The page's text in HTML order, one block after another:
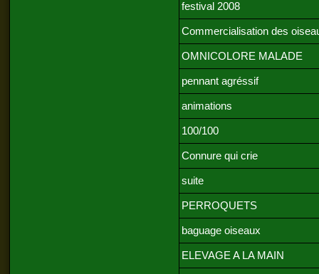
festival 2008
Commercialisation des
OMNICOLORE MALADE
pennant agréssif
animations
100/100
Connure qui crie
suite
PERROQUETS
baguage oiseaux
ELEVAGE A LA MAIN